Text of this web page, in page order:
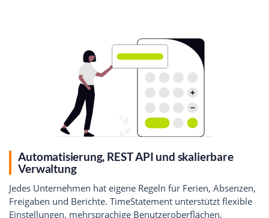
Automatisierung, REST API und skalierbare
Verwaltung
Jedes Unternehmen hat eigene Regeln für Ferien, Absenzen,
Freigaben und Berichte. TimeStatement unterstützt flexible
Einstellungen, mehrsprachige Benutzeroberflächen,